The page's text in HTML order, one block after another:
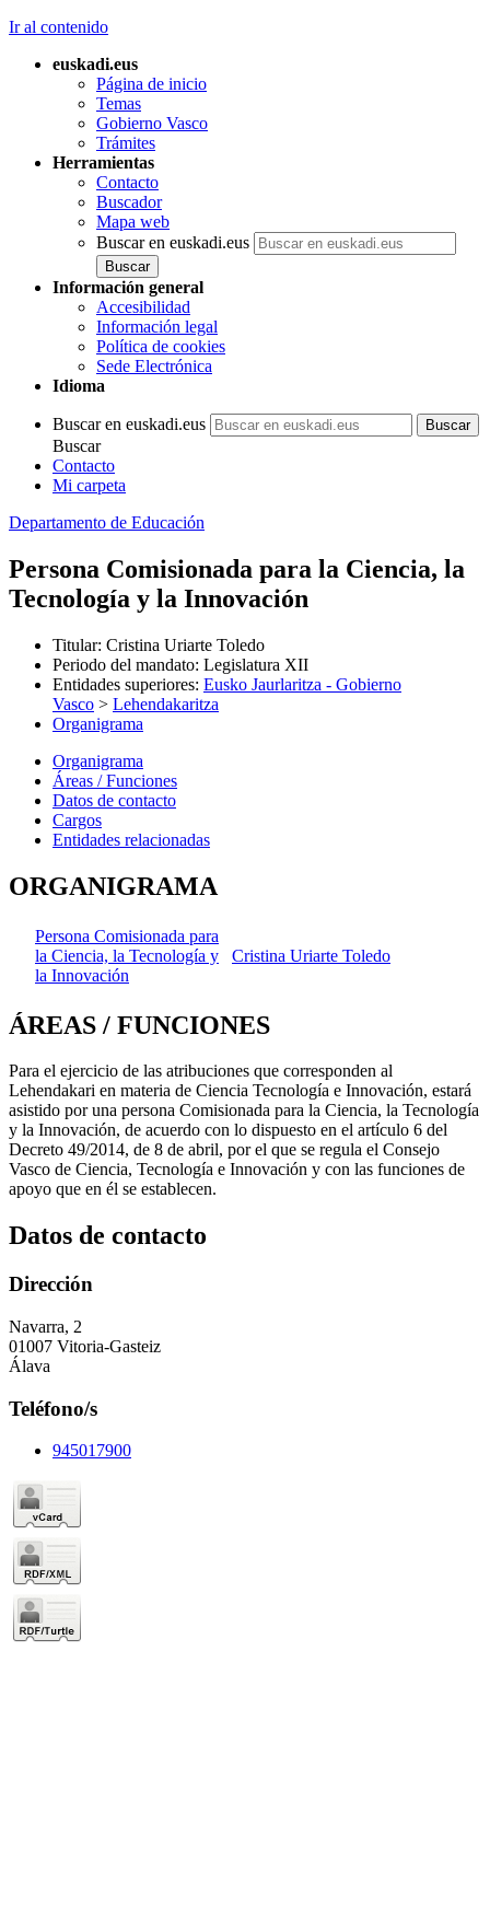
Ir al contenido
euskadi.eus
Página de inicio
Temas
Gobierno Vasco
Trámites
Herramientas
Contacto
Buscador
Mapa web
Buscar en euskadi.eus
Información general
Accesibilidad
Información legal
Política de cookies
Sede Electrónica
Idioma
Buscar en euskadi.eus
Buscar
Contacto
Mi carpeta
Departamento de Educación
Persona Comisionada para la Ciencia, la
Tecnología y la Innovación
Titular: Cristina Uriarte Toledo
Periodo del mandato: Legislatura XII
Entidades superiores: Eusko Jaurlaritza - Gobierno
Vasco > Lehendakaritza
Organigrama
Organigrama
Áreas / Funciones
Datos de contacto
Cargos
Entidades relacionadas
ORGANIGRAMA
Persona Comisionada para
la Ciencia, la Tecnología y
la Innovación
Cristina Uriarte Toledo
ÁREAS / FUNCIONES
Para el ejercicio de las atribuciones que corresponden al
Lehendakari en materia de Ciencia Tecnología e Innovación, estará
asistido por una persona Comisionada para la Ciencia, la Tecnología
y la Innovación, de acuerdo con lo dispuesto en el artículo 6 del
Decreto 49/2014, de 8 de abril, por el que se regula el Consejo
Vasco de Ciencia, Tecnología e Innovación y con las funciones de
apoyo que en él se establecen.
Datos de contacto
Dirección
Navarra, 2
01007 Vitoria-Gasteiz
Álava
Teléfono/s
945017900